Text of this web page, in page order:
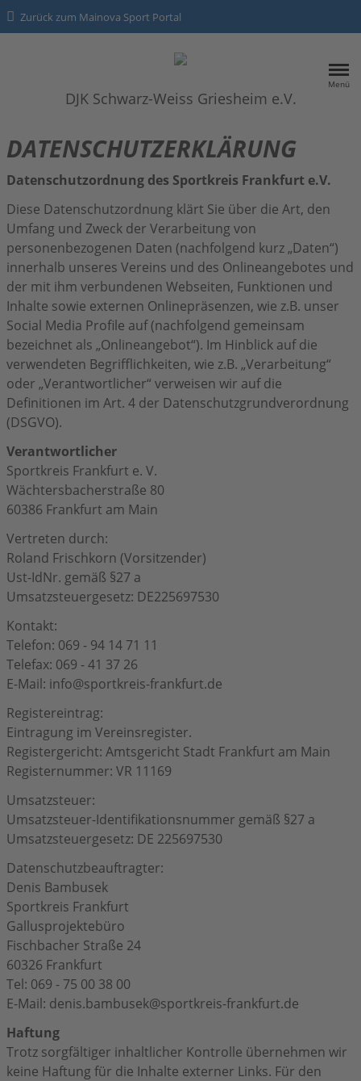
Zurück zum Mainova Sport Portal
Menü
DJK Schwarz-Weiss Griesheim e.V.
HOME
ÜBER UNS
Über Uns
SPORTANGEBOTE
NEWS
Kontakt
Datenschutz
Impressum
DATENSCHUTZERKLÄRUNG
Datenschutzordnung des Sportkreis Frankfurt e.V.
Diese Datenschutzordnung klärt Sie über die Art, den
Umfang und Zweck der Verarbeitung von
personenbezogenen Daten (nachfolgend kurz „Daten“)
innerhalb unseres Vereins und des Onlineangebotes und
der mit ihm verbundenen Webseiten, Funktionen und
Inhalte sowie externen Onlinepräsenzen, wie z.B. unser
Social Media Profile auf (nachfolgend gemeinsam
bezeichnet als „Onlineangebot“). Im Hinblick auf die
verwendeten Begrifflichkeiten, wie z.B. „Verarbeitung“
oder „Verantwortlicher“ verweisen wir auf die
Definitionen im Art. 4 der Datenschutzgrundverordnung
(DSGVO).
Verantwortlicher
Sportkreis Frankfurt e. V.
Wächtersbacherstraße 80
60386 Frankfurt am Main
Vertreten durch:
Roland Frischkorn (Vorsitzender)
Ust-IdNr. gemäß §27 a
Umsatzsteuergesetz: DE225697530
Kontakt:
Telefon: 069 - 94 14 71 11
Telefax: 069 - 41 37 26
E-Mail: info@sportkreis-frankfurt.de
Registereintrag:
Eintragung im Vereinsregister.
Registergericht: Amtsgericht Stadt Frankfurt am Main
Registernummer: VR 11169
Umsatzsteuer:
Umsatzsteuer-Identifikationsnummer gemäß §27 a
Umsatzsteuergesetz: DE 225697530
Datenschutzbeauftragter:
Denis Bambusek
Sportkreis Frankfurt
Gallusprojektebüro
Fischbacher Straße 24
60326 Frankfurt
Tel: 069 - 75 00 38 00
E-Mail: denis.bambusek@sportkreis-frankfurt.de
Haftung
Trotz sorgfältiger inhaltlicher Kontrolle übernehmen wir
keine Haftung für die Inhalte externer Links. Für den